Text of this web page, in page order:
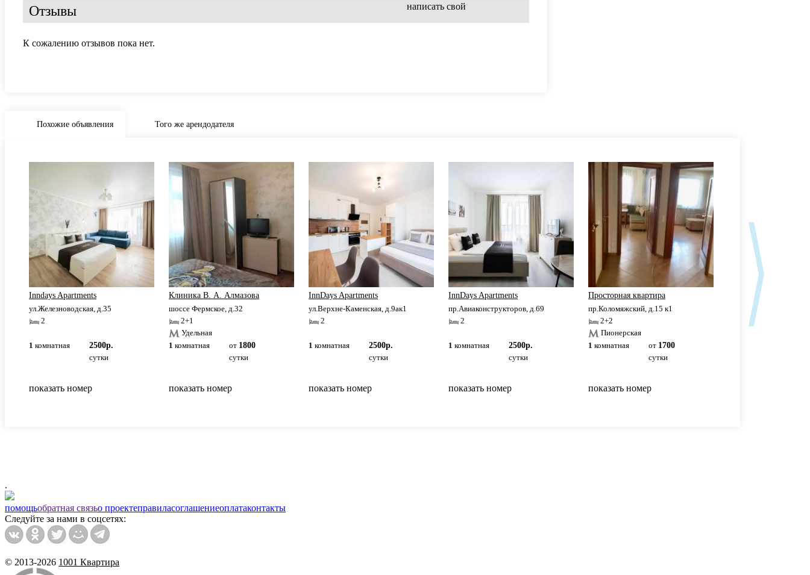
Отзывы написать свой
К сожалению отзывов пока нет.
Похожие объявления Того же арендодателя
Inndays Apartments
ул.Железноводская, д.35
2
1 комнатная
2500р.
сутки
показать номер
Клиника В. А. Алмазова
шоссе Фермское, д.32
2+1
Удельная
1 комнатная от 1800
сутки
показать номер
InnDays Apartments
ул.Верхне-Каменская, д.9ак1
2
1 комнатная
2500р.
сутки
показать номер
InnDays Apartments
пр.Авиаконструкторов, д.69
2
1 комнатная
2500р.
сутки
показать номер
Просторная квартира
пр.Коломяжский, д.15 к1
2+2
Пионерская
1 комнатная от 1700
сутки
показать номер
InnDays Apartments
.
помощьобратная связьо проектеправиласоглашениеоплатаконтакты
Следуйте за нами в соцсетях:
© 2013-2026 1001 Квартира